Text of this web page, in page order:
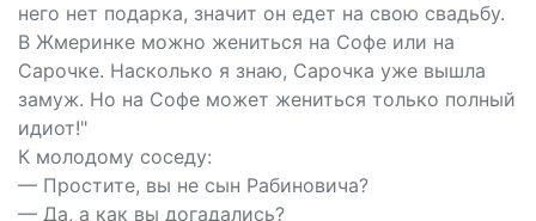
него нет подарка, значит он едет на свою свадьбу.
В Жмеринке можно жениться на Софе или на
Сарочке. Насколько я знаю, Сарочка уже вышла
замуж. Но на Софе может жениться только полный
идиот!"
К молодому соседу:
— Простите, вы не сын Рабиновича?
— Да, а как вы догадались?